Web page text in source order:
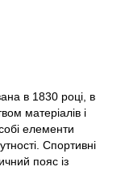
в 1830 році, в
матеріалів і
елементи
Спортивні
пояс із